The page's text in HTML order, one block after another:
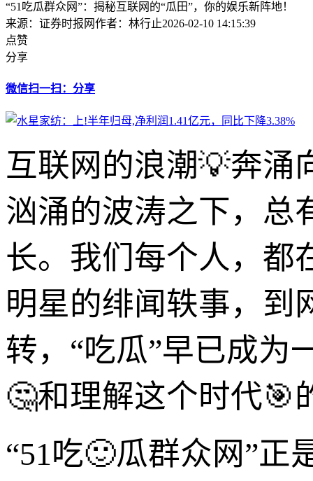
“51吃瓜群众网”：揭秘互联网的“瓜田”，你的娱乐新阵地！
来源：证券时报网作者：林行止2026-02-10 14:15:39
点赞
分享
微信扫一扫：分享
互联网的浪潮💡奔涌
汹涌的波涛之下，总
长。我们每个人，都
明星的绯闻轶事，到
转，“吃瓜”早已成为
🤔和理解这个时代🎯
“51吃🙂瓜群众网”正